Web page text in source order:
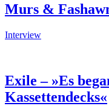
Murs &
Interview
Exile – »Es
Kassettendecks«